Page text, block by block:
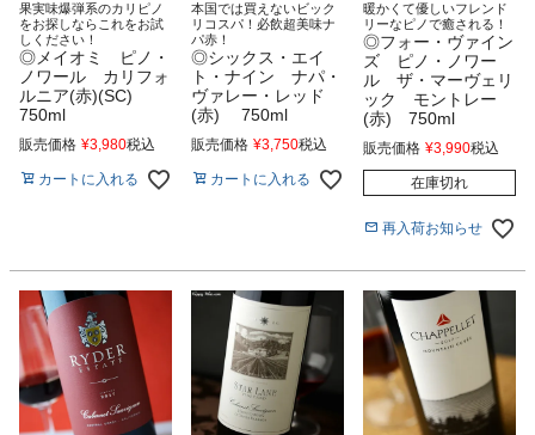
果実味爆弾系のカリピノ
をお探しならこれをお試
しください！
◎メイオミ ピノ・
ノワール カリフォ
ルニア(赤)(SC)
750ml
販売価格 ¥3,980税込
カートに入れる
本国では買えないビック
リコスパ！必飲超美味ナ
パ赤！
◎シックス・エイ
ト・ナイン ナパ・
ヴァレー・レッド
(赤) 750ml
販売価格 ¥3,750税込
カートに入れる
暖かくて優しいフレンド
リーなピノで癒される！
◎フォー・ヴァイン
ズ ピノ・ノワー
ル ザ・マーヴェリ
ック モントレー
(赤) 750ml
販売価格 ¥3,990税込
在庫切れ
再入荷お知らせ